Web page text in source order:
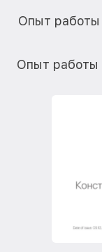
Опыт
Опыт работы